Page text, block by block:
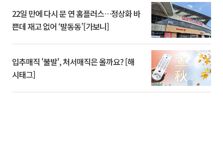
22일 만에 다시 문 연 홈플러스…정상화 바
쁜데 재고 없어 ‘발동동’[가보니]
입추매직 '불발', 처서매직은 올까요? [해
시태그]